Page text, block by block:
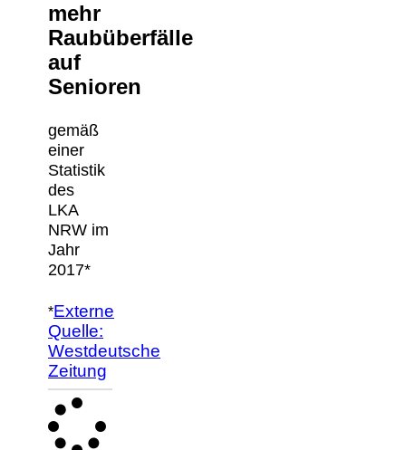
mehr
Raubüberfälle
auf
Senioren
gemäß
einer
Statistik
des
LKA
NRW im
Jahr
2017*
*Externe
Quelle:
Westdeutsche
Zeitung